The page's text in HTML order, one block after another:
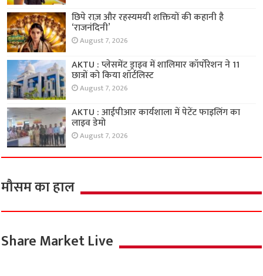
छिपे राज़ और रहस्यमयी शक्तियों की कहानी है
‘राजनंदिनी’
August 7, 2026
AKTU : प्लेसमेंट ड्राइव में शालिमार कॉर्पोरेशन ने 11
छात्रों को किया शॉर्टलिस्ट
August 7, 2026
AKTU : आईपीआर कार्यशाला में पेटेंट फाइलिंग का
लाइव डेमो
August 7, 2026
मौसम का हाल
Share Market Live